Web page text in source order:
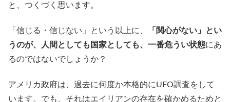
と、つくづく思います。
「信じる・信じない」という以上に、
「関心がない」とい
うのが、人間としても国家としても、一番危うい状態にあ
るのではないでしょうか？
アメリカ政府は、過去に何度か本格的にUFO調査をして
います。でも、それはエイリアンの存在を確かめるためと